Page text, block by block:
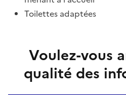
Toilettes adaptées
Voulez-vous
qualité des